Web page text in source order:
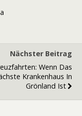
Nächster Beitrag
Wenn Das
Krankenhaus In
Grönland Ist